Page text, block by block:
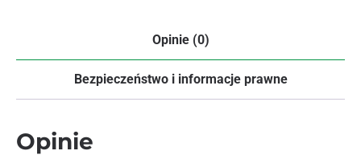
Opinie (0)
Bezpieczeństwo i informacje prawne
Opinie